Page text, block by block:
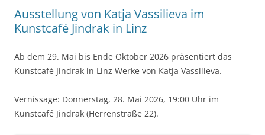
Ausstellung von Katja Vassilieva im
Kunstcafé Jindrak in Linz
Ab dem 29. Mai bis Ende Oktober 2026 präsentiert das
Kunstcafé Jindrak in Linz Werke von Katja Vassilieva.
Vernissage: Donnerstag, 28. Mai 2026, 19:00 Uhr im
Kunstcafé Jindrak (Herrenstraße 22).